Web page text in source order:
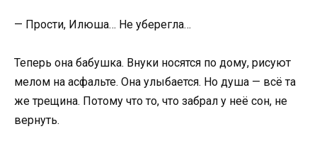
— Прости, Илюша… Не уберегла…
Теперь она бабушка. Внуки носятся по дому, рисуют
мелом на асфальте. Она улыбается. Но душа — всё та
же трещина. Потому что то, что забрал у неё сон, не
вернуть.